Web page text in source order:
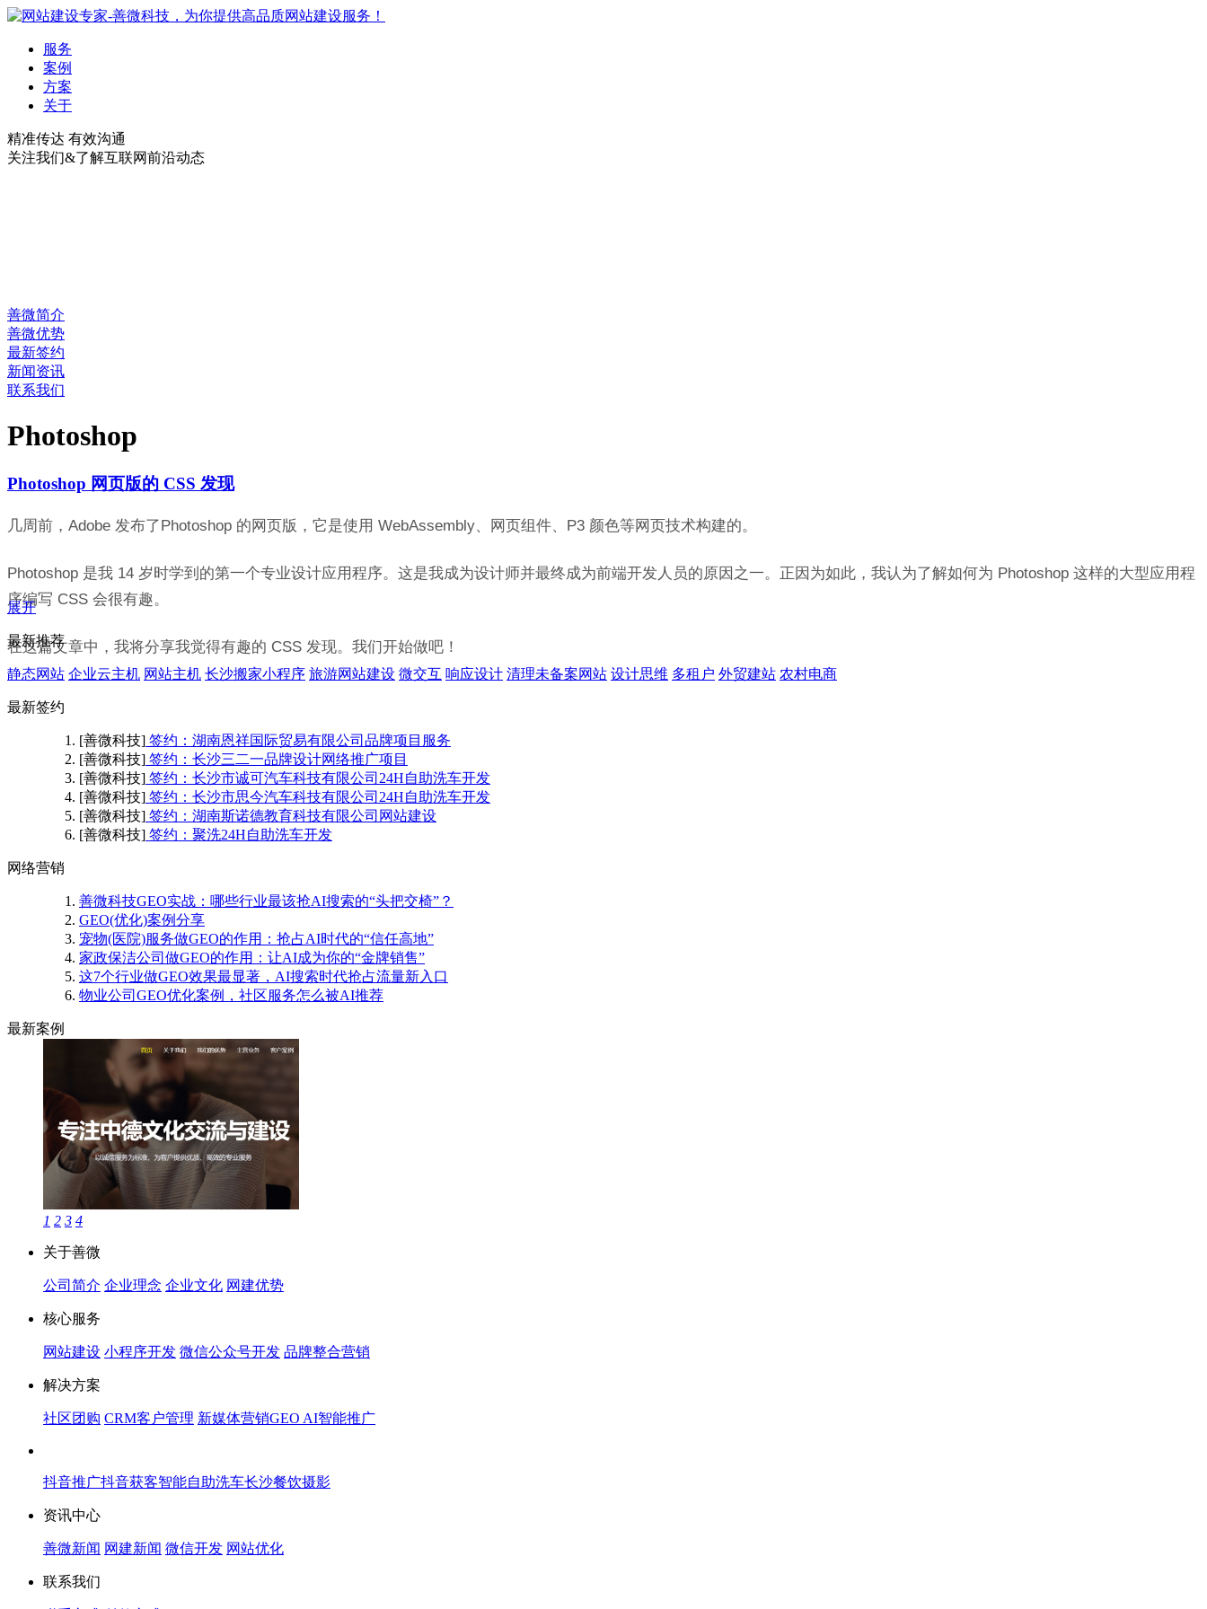
服务
案例
方案
关于
精准传达 有效沟通
关注我们&了解互联网前沿动态
善微简介
善微优势
最新签约
新闻资讯
联系我们
Photoshop
Photoshop 网页版的 CSS 发现
几周前，Adobe 发布了Photoshop 的网页版 ，它是使用 WebAssembly、网页组件、P3 颜色等网页技术构建的。
Photoshop 是我 14 岁时学到的第一个专业设计应用程序。 这是我成为设计师并最终成为前端开发人员的原因之一。 正因为如此，我认为了解如何为 Photoshop 这样的大型应用程
序编写 CSS 会很有趣。
在这篇文章中，我将分享我觉得有趣的 CSS 发现。 我们开始做吧！
展开
最新推荐
静态网站 企业云主机 网站主机 长沙搬家小程序 旅游网站建设 微交互 响应设计 清理未备案网站 设计思维 多租户 外贸建站 农村电商
最新签约
[善微科技] 签约：湖南恩祥国际贸易有限公司品牌项目服务
[善微科技] 签约：长沙三二一品牌设计网络推广项目
[善微科技] 签约：长沙市诚可汽车科技有限公司24H自助洗车开发
[善微科技] 签约：长沙市思今汽车科技有限公司24H自助洗车开发
[善微科技] 签约：湖南斯诺德教育科技有限公司网站建设
[善微科技] 签约：聚洗24H自助洗车开发
网络营销
善微科技GEO实战：哪些行业最该抢AI搜索的“头把交椅”？
GEO(优化)案例分享
宠物(医院)服务做GEO的作用：抢占AI时代的“信任高地”
家政保洁公司做GEO的作用：让AI成为你的“金牌销售”
这7个行业做GEO效果最显著，AI搜索时代抢占流量新入口
物业公司GEO优化案例，社区服务怎么被AI推荐
最新案例
1 2 3 4
关于善微
公司简介 企业理念 企业文化 网建优势
核心服务
网站建设 小程序开发 微信公众号开发 品牌整合营销
解决方案
社区团购 CRM客户管理 新媒体营销GEO AI智能推广
抖音推广抖音获客智能自助洗车长沙餐饮摄影
资讯中心
善微新闻 网建新闻 微信开发 网站优化
联系我们